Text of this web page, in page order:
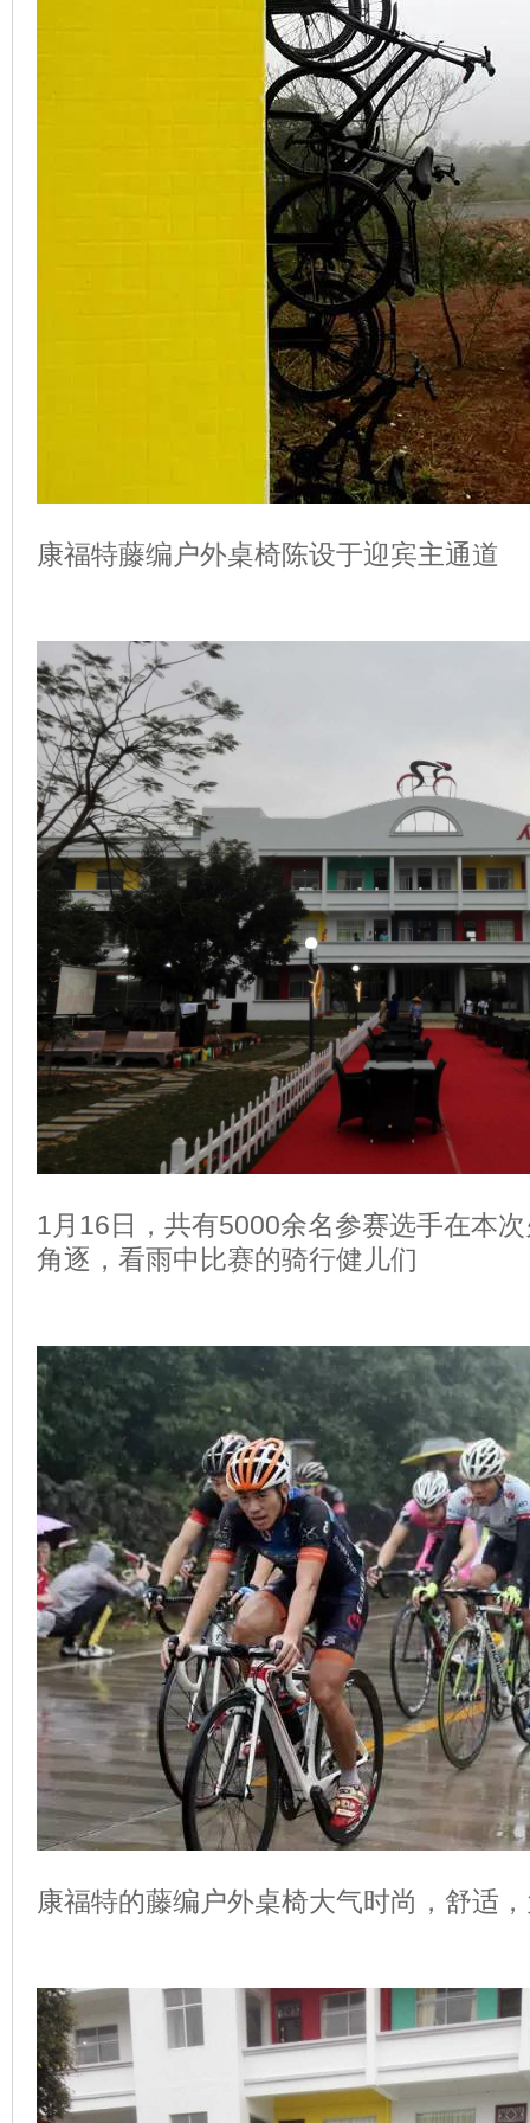
康福特藤编户外桌椅陈设于迎宾主通道
1月16日，共有5000余名参赛选手在本
角逐，看雨中比赛的骑行健儿们
康福特的藤编户外桌椅大气时尚，舒适